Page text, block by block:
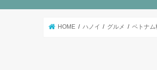
HOME ハノイ グルメ ベトナム